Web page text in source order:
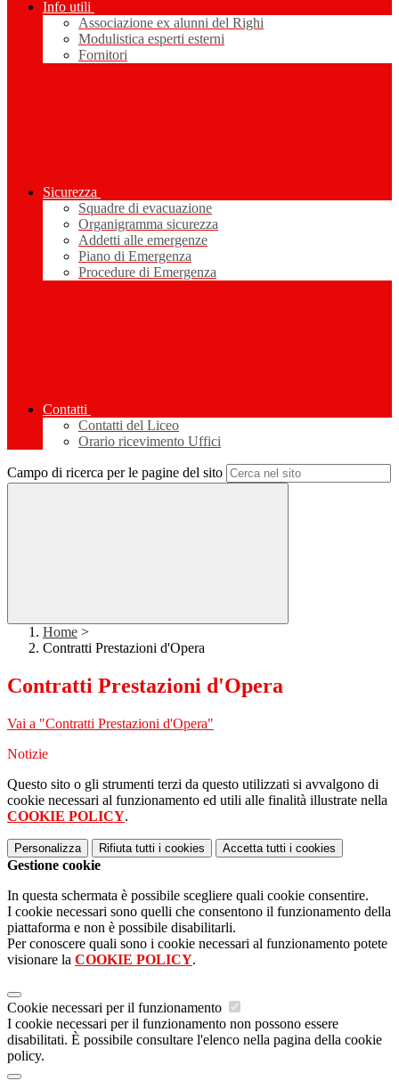
Info utili
Associazione ex alunni del Righi
Modulistica esperti esterni
Fornitori
Sicurezza
Squadre di evacuazione
Organigramma sicurezza
Addetti alle emergenze
Piano di Emergenza
Procedure di Emergenza
Contatti
Contatti del Liceo
Orario ricevimento Uffici
Campo di ricerca per le pagine del sito
Home >
Contratti Prestazioni d'Opera
Contratti Prestazioni d'Opera
Vai a "Contratti Prestazioni d'Opera"
Notizie
Questo sito o gli strumenti terzi da questo utilizzati si avvalgono di
cookie necessari al funzionamento ed utili alle finalità illustrate nella
COOKIE POLICY.
Personalizza Rifiuta tutti i cookies Accetta tutti i cookies
Gestione cookie
In questa schermata è possibile scegliere quali cookie consentire.
I cookie necessari sono quelli che consentono il funzionamento della
piattaforma e non è possibile disabilitarli.
Per conoscere quali sono i cookie necessari al funzionamento potete
visionare la COOKIE POLICY.
Cookie necessari per il funzionamento
I cookie necessari per il funzionamento non possono essere
disabilitati. È possibile consultare l'elenco nella pagina della cookie
policy.